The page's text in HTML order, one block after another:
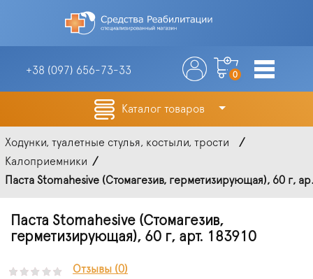
+38 (097) 656-73-33 0
Каталог товаров
Ходунки, туалетные стулья, костыли, трости
Калоприемники
Паста Stomahesive (Стомагезив, герметизирующая), 60 г,
Паста Stomahesive (Стомагезив,
герметизирующая), 60 г, арт. 183910
Отзывы (0)